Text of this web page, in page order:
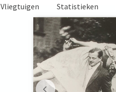
Vliegtuigen Statistieken